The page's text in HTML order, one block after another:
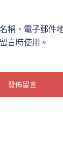
稱、電子郵件
言時使用。